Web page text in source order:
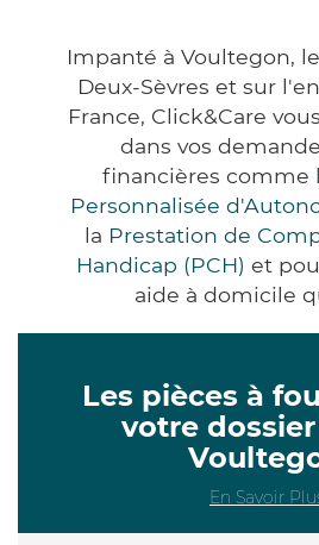
Impanté à Voultegon,
Deux-Sèvres et sur
France, Click&Care
dans vos
financières comme
Personnalisée
la Prestation de
Handicap (PCH) et
aide à domicile
Les pièces à
votre dossier
En Savoir